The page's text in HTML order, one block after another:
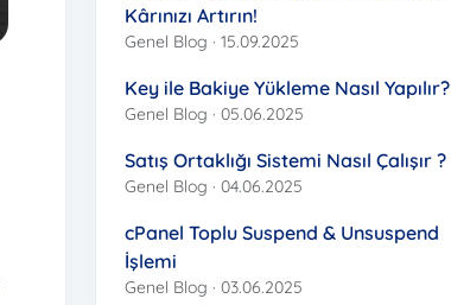
Kârınızı Artırın!
Genel Blog · 15.09.2025
Key ile Bakiye Yükleme Nasıl Yapılır?
Genel Blog · 05.06.2025
Satış Ortaklığı Sistemi Nasıl Çalışır ?
Genel Blog · 04.06.2025
cPanel Toplu Suspend & Unsuspend
İşlemi
Genel Blog · 03.06.2025